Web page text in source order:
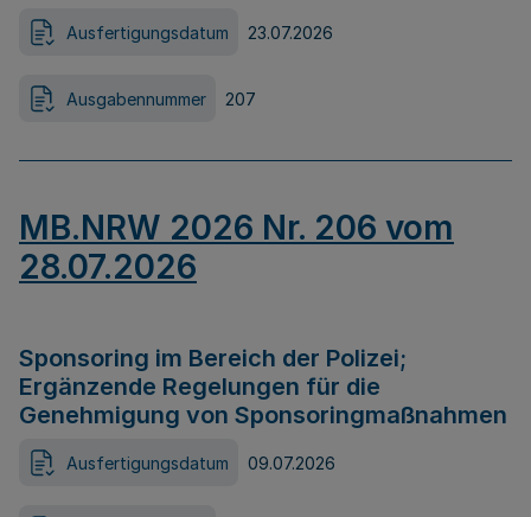
Ausfertigungsdatum 23.07.2026
Ausgabennummer 207
MB.NRW 2026 Nr. 206 vom
28.07.2026
Sponsoring im Bereich der Polizei;
Ergänzende Regelungen für die
Genehmigung von Sponsoringmaßnahmen
Ausfertigungsdatum 09.07.2026